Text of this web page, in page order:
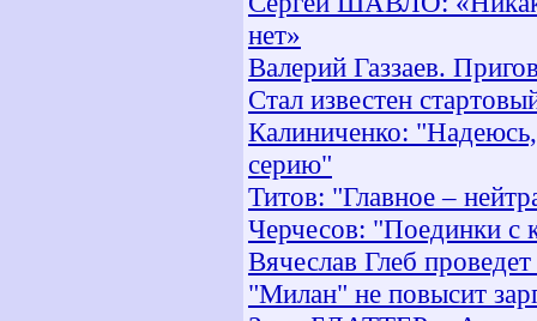
нет»
Валерий Газзаев.
Стал известен
Калиниченко:
серию"
Титов: "Главное –
Черчесов: "Поединки с
Вячеслав Глеб
"Милан" не повысит